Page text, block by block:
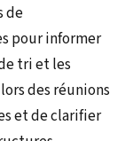
de
pour informer
tri et les
des réunions
et de clarifier